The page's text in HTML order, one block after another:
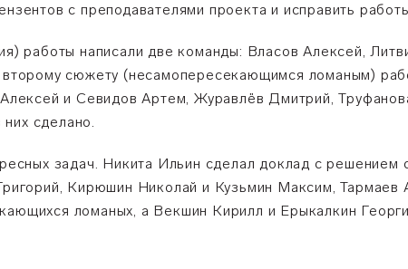
с преподавателями проекта и исправить
работы написали две команды: Власов Алексей,
сюжету (несамопересекающимся ломаным)
и Сeвидов Артем, Журавлёв Дмитрий,
сделано.
задач. Никита Ильин сделал доклад с решением
Кирюшин Николай и Кузьмин Максим, Тармаев
ломаных, а Векшин Кирилл и Ерыкалкин